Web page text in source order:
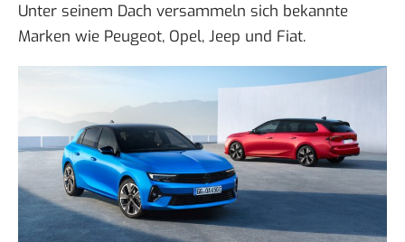
Unter seinem Dach versammeln sich bekannte
Marken wie Peugeot, Opel, Jeep und Fiat.